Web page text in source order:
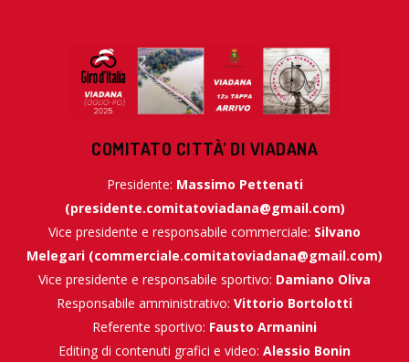
COMITATO CITTÀ’ DI VIADANA
Presidente: Massimo Pettenati
(presidente.comitatoviadana@gmail.com)
Vice presidente e responsabile commerciale: Silvano
Melegari (commerciale.comitatoviadana@gmail.com)
Vice presidente e responsabile sportivo: Damiano Oliva
Responsabile amministrativo: Vittorio Bortolotti
Referente sportivo: Fausto Armanini
Editing di contenuti grafici e video: Alessio Bonin